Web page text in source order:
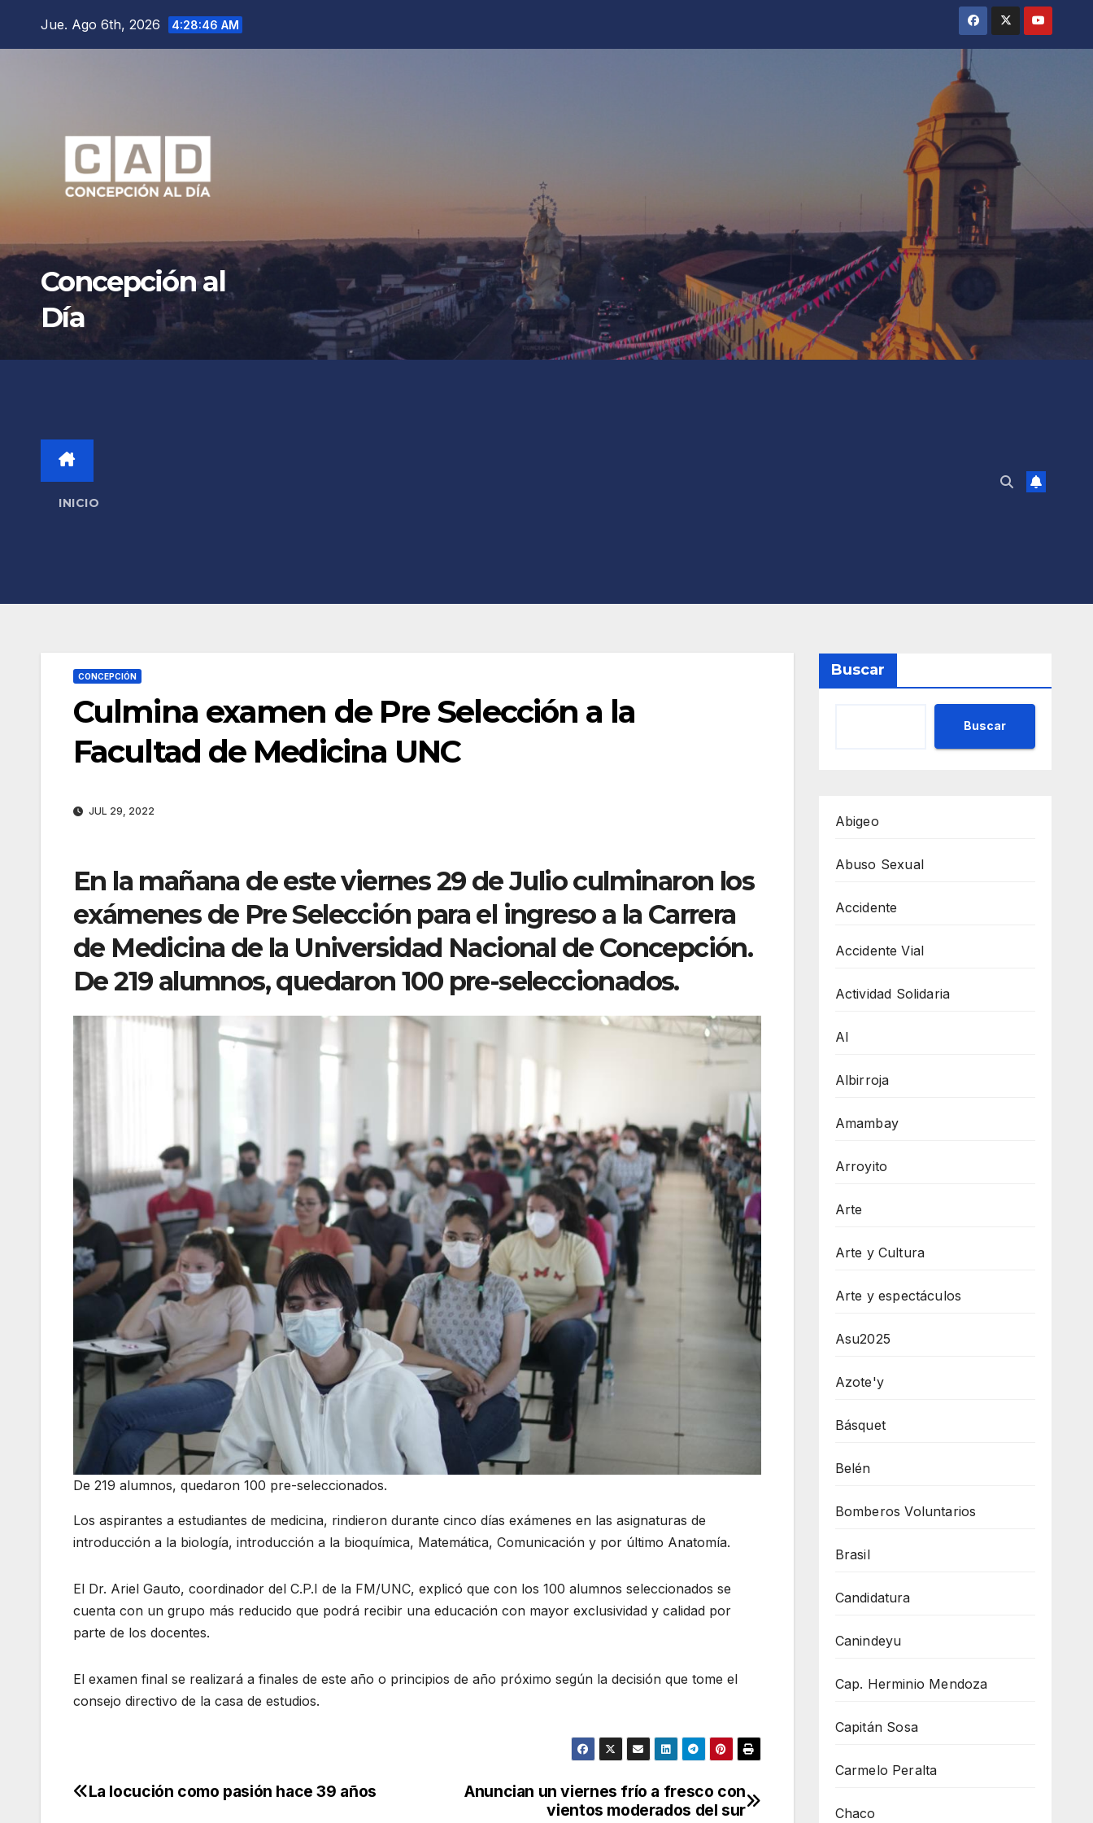
Jue. Ago 6th, 2026 4:28:48 AM
Concepción al
Día
INICIO
CONCEPCIÓN
Culmina examen de Pre Selección a la
Facultad de Medicina UNC
JUL 29, 2022
En la mañana de este viernes 29 de Julio culminaron los
exámenes de Pre Selección para el ingreso a la Carrera
de Medicina de la Universidad Nacional de Concepción.
De 219 alumnos, quedaron 100 pre-seleccionados.
De 219 alumnos, quedaron 100 pre-seleccionados.
Los aspirantes a estudiantes de medicina, rindieron durante cinco días exámenes en las asignaturas de
introducción a la biología, introducción a la bioquímica, Matemática, Comunicación y por último Anatomía.
El Dr. Ariel Gauto, coordinador del C.P.I de la FM/UNC, explicó que con los 100 alumnos seleccionados se
cuenta con un grupo más reducido que podrá recibir una educación con mayor exclusividad y calidad por
parte de los docentes.
El examen final se realizará a finales de este año o principios de año próximo según la decisión que tome el
consejo directivo de la casa de estudios.
Navegación
Anuncian un viernes frío a fresco con
vientos moderados del sur
La locución como pasión hace 39 años
Buscar
Buscar
Abigeo
Abuso Sexual
Accidente
Accidente Vial
Actividad Solidaria
AI
Albirroja
Amambay
Arroyito
Arte
Arte y Cultura
Arte y espectáculos
Asu2025
Azote'y
Básquet
Belén
Bomberos Voluntarios
Brasil
Candidatura
Canindeyu
Cap. Herminio Mendoza
Capitán Sosa
Carmelo Peralta
Chaco